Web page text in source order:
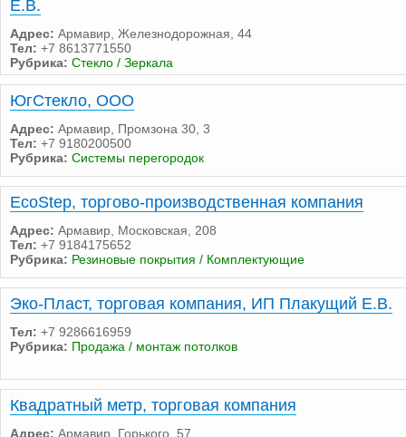
Е.В.
Адрес: Армавир, Железнодорожная, 44
Тел: +7 8613771550
Рубрика: Стекло / Зеркала
ЮгСтекло, ООО
Адрес: Армавир, Промзона 30, 3
Тел: +7 9180200500
Рубрика: Системы перегородок
EcoStep, торгово-производственная компания
Адрес: Армавир, Московская, 208
Тел: +7 9184175652
Рубрика: Резиновые покрытия / Комплектующие
Эко-Пласт, торговая компания, ИП Плакущий Е.В.
Тел: +7 9286616959
Рубрика: Продажа / монтаж потолков
Квадратный метр, торговая компания
Адрес: Армавир, Горького, 57